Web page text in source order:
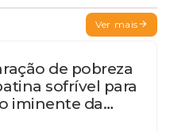
Ver mais
de pobreza
sofrível para
iminente da
do Quinto